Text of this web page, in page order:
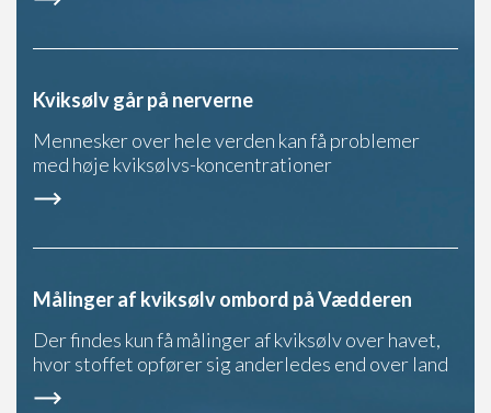
Kviksølv går på nerverne
Mennesker over hele verden kan få problemer
med høje kviksølvs-koncentrationer
Målinger af kviksølv ombord på Vædderen
Der findes kun få målinger af kviksølv over havet,
hvor stoffet opfører sig anderledes end over land